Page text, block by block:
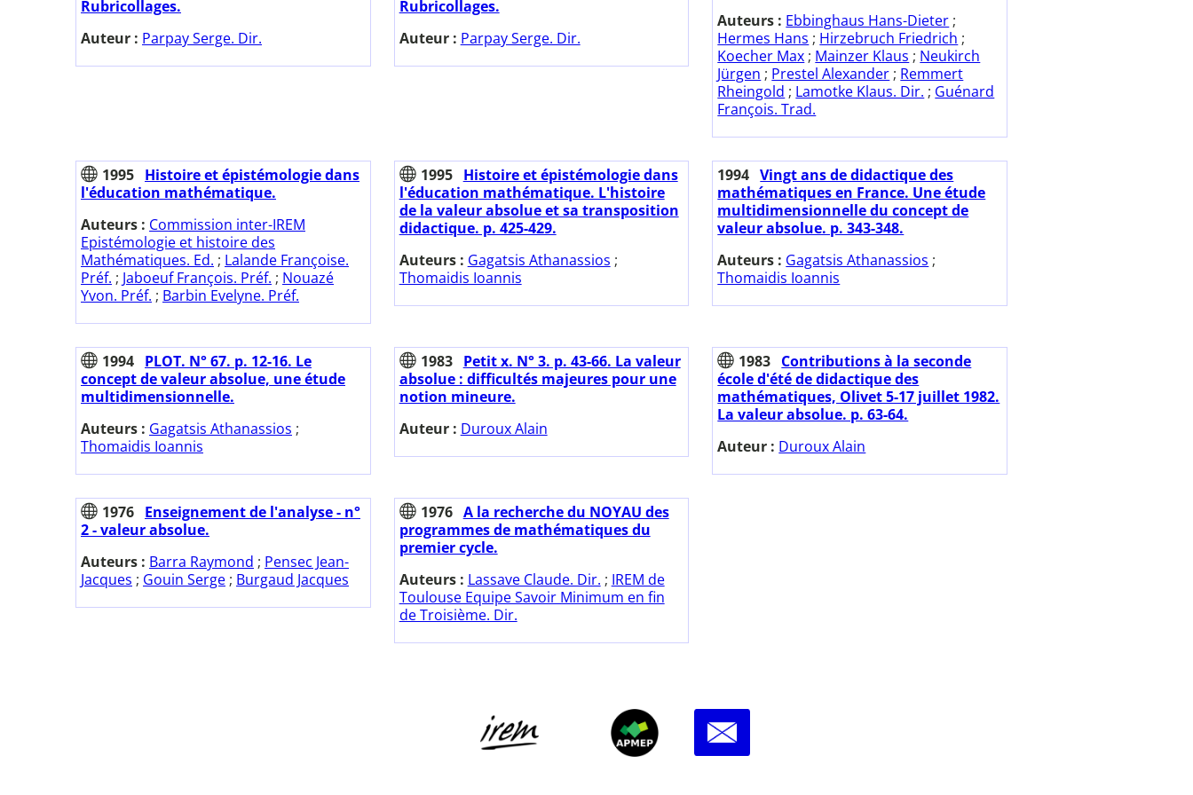
Rubricollages.
Auteur : Parpay Serge. Dir.
Rubricollages.
Auteur : Parpay Serge. Dir.
Auteurs : Ebbinghaus Hans-Dieter ;
Hermes Hans ; Hirzebruch Friedrich ;
Koecher Max ; Mainzer Klaus ; Neukirch
Jürgen ; Prestel Alexander ; Remmert
Rheingold ; Lamotke Klaus. Dir. ; Guénard
François. Trad.
1995 Histoire et épistémologie dans
l'éducation mathématique.
Auteurs : Commission inter-IREM
Epistémologie et histoire des
Mathématiques. Ed. ; Lalande Françoise.
Préf. ; Jaboeuf François. Préf. ; Nouazé
Yvon. Préf. ; Barbin Evelyne. Préf.
1995
Histoire et épistémologie dans
l'éducation mathématique. L'histoire
de la valeur absolue et sa transposition
didactique. p. 425-429.
Auteurs : Gagatsis Athanassios ;
Thomaidis Ioannis
1994 Vingt ans de didactique des
mathématiques en France. Une étude
multidimensionnelle du concept de
valeur absolue. p. 343-348.
Auteurs : Gagatsis Athanassios ;
Thomaidis Ioannis
1994 PLOT. N° 67. p. 12-16. Le
concept de valeur absolue, une étude
multidimensionnelle.
Auteurs : Gagatsis Athanassios ;
Thomaidis Ioannis
1983
Petit x. N° 3. p. 43-66. La valeur
absolue : difficultés majeures pour une
notion mineure.
Auteur : Duroux Alain
1983 Contributions à la seconde
école d'été de didactique des
mathématiques, Olivet 5-17 juillet 1982.
La valeur absolue. p. 63-64.
Auteur : Duroux Alain
1976 Enseignement de l'analyse - n°
2 - valeur absolue.
Auteurs : Barra Raymond ; Pensec Jean-
Jacques ; Gouin Serge ; Burgaud Jacques
1976 A la recherche du NOYAU des
programmes de mathématiques du
premier cycle.
Auteurs : Lassave Claude. Dir. ; IREM de
Toulouse Equipe Savoir Minimum en fin
de Troisième. Dir.